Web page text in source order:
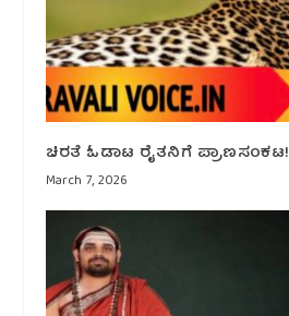
ಚಿರತೆ ಓಡಾಟ ರೈತನಿಗೆ ಪ್ರಾಣಸಂಕಟ!
March 7, 2026